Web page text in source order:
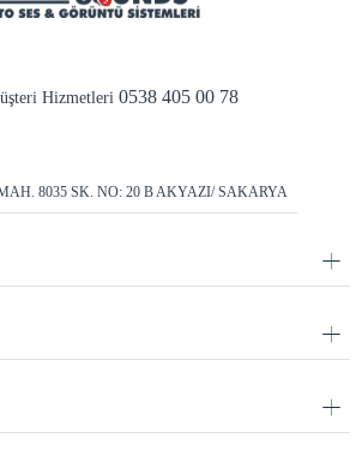
Hizmetleri0538 405 00 78
8035 SK. NO: 20 B AKYAZI/ SAKARYA